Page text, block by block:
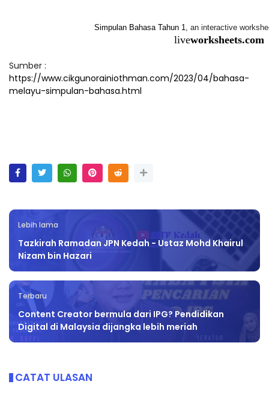
Simpulan Bahasa Tahun 1, an interactive
liveworksheets.com
Sumber :
https://www.cikgunorainiothman.com/2023/04/bahasa-
melayu-simpulan-bahasa.html
Lebih lama
Tazkirah Ramadan JPN Kedah - Ustaz Mohd Khairul
Nizam bin Hazari
Terbaru
Content Creator bermula dari IPG? Pendidikan
Digital di Malaysia dijangka lebih meriah
CATAT ULASAN